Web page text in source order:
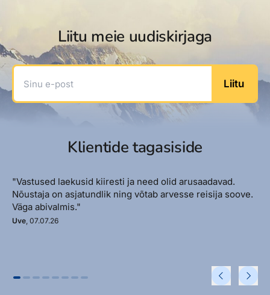
Liitu meie uudiskirjaga
Sinu e-post
Liitu
Klientide tagasiside
"Vastused laekusid kiiresti ja need olid arusaadavad.
Nõustaja on asjatundlik ning võtab arvesse reisija soove.
Väga abivalmis."
Uve, 07.07.26